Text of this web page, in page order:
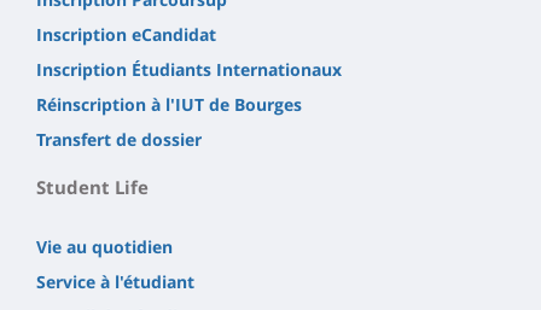
Inscription eCandidat
Inscription Étudiants Internationaux
Réinscription à l'IUT de Bourges
Transfert de dossier
Student Life
Vie au quotidien
Service à l'étudiant